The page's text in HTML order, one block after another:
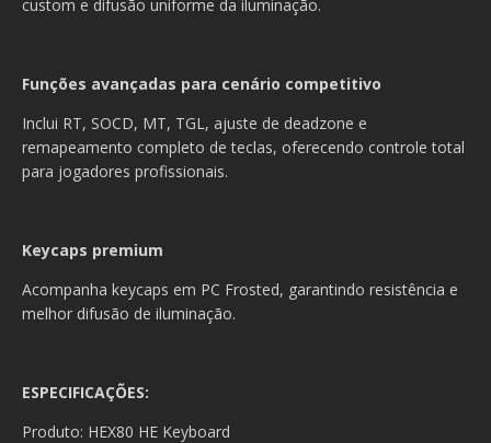
custom e difusão uniforme da iluminação.
Funções avançadas para cenário competitivo
Inclui RT, SOCD, MT, TGL, ajuste de deadzone e
remapeamento completo de teclas, oferecendo controle total
para jogadores profissionais.
Keycaps premium
Acompanha keycaps em PC Frosted, garantindo resistência e
melhor difusão de iluminação.
ESPECIFICAÇÕES:
Produto: HEX80 HE Keyboard